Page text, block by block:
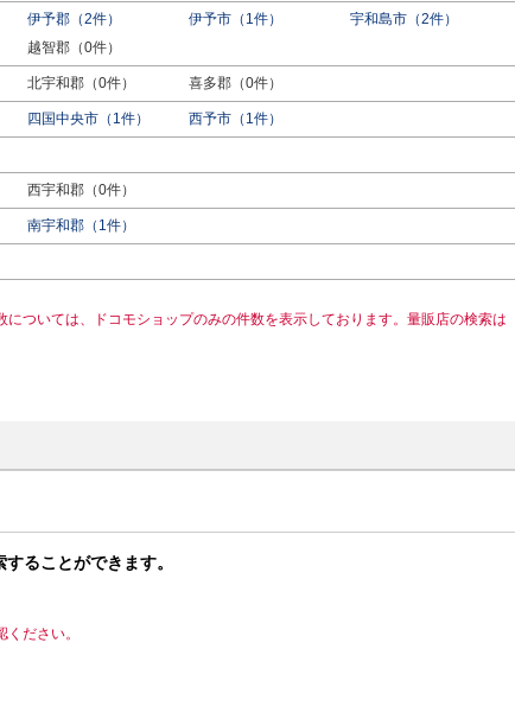
伊予郡（2件） 伊予市（1件）
宇和島市（2件）
越智郡（0件）
北宇和郡（0件） 喜多郡（0件）
四国中央市（1件） 西予市（1件）
西宇和郡（0件）
南宇和郡（1件）
については、ドコモショップのみの件数を表示しております。量販店の検索は
ることができます。
ださい。